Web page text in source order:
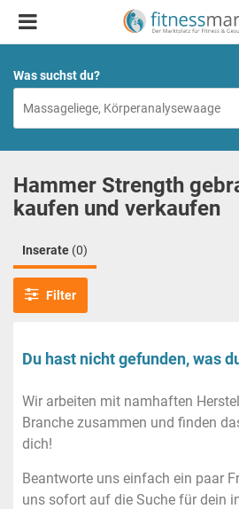
Was suchst du?
Hammer Strength
kaufen und verkaufen
Inserate (0)
Filter
Du hast nicht gefunden, was
Wir arbeiten mit namhaften
Branche zusammen und finden
dich!
Beantworte uns einfach ein paar
uns sofort auf die Suche für dein